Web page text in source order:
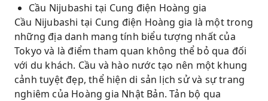
Cầu Nijubashi tại Cung điện Hoàng gia
Cầu Nijubashi tại Cung điện Hoàng gia là một trong
những địa danh mang tính biểu tượng nhất của
Tokyo và là điểm tham quan không thể bỏ qua đối
với du khách. Cầu và hào nước tạo nên một khung
cảnh tuyệt đẹp, thể hiện di sản lịch sử và sự trang
nghiêm của Hoàng gia Nhật Bản. Tản bộ qua